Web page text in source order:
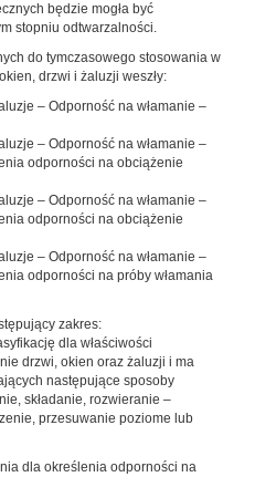
będzie mogła być
stopniu odtwarzalności.
do tymczasowego stosowania w
drzwi i żaluzji weszły:
– Odporność na włamanie –
– Odporność na włamanie –
odporności na obciążenie
– Odporność na włamanie –
odporności na obciążenie
– Odporność na włamanie –
odporności na próby włamania
zakres:
dla właściwości
drzwi, okien oraz żaluzji i ma
następujące sposoby
składanie, rozwieranie –
przesuwanie poziome lub
dla określenia odporności na